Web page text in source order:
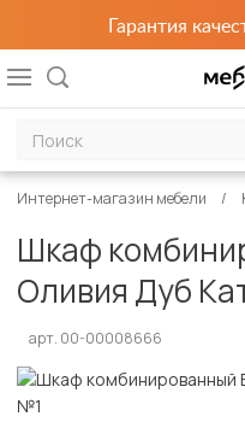
Гарантия
Интернет-магазин мебели
Шкаф
Оливия Дуб
арт. 00-00008666